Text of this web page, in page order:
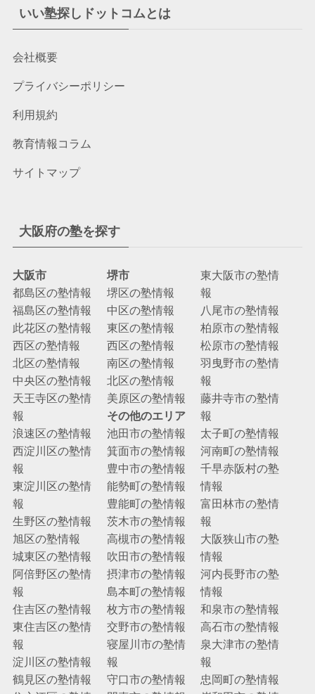
いい塾探しドットコムとは
会社概要
プライバシーポリシー
利用規約
教育情報コラム
サイトマップ
大阪府の塾を探す
大阪市
都島区の塾情報
福島区の塾情報
此花区の塾情報
西区の塾情報
北区の塾情報
中央区の塾情報
天王寺区の塾情
報
浪速区の塾情報
西淀川区の塾情
報
東淀川区の塾情
報
生野区の塾情報
旭区の塾情報
城東区の塾情報
阿倍野区の塾情
報
住吉区の塾情報
東住吉区の塾情
報
淀川区の塾情報
鶴見区の塾情報
堺市
堺区の塾情報
中区の塾情報
東区の塾情報
西区の塾情報
南区の塾情報
北区の塾情報
美原区の塾情報
その他のエリア
池田市の塾情報
箕面市の塾情報
豊中市の塾情報
能勢町の塾情報
豊能町の塾情報
茨木市の塾情報
高槻市の塾情報
吹田市の塾情報
摂津市の塾情報
島本町の塾情報
枚方市の塾情報
交野市の塾情報
寝屋川市の塾情
報
守口市の塾情報
東大阪市の塾情
報
八尾市の塾情報
柏原市の塾情報
松原市の塾情報
羽曳野市の塾情
報
藤井寺市の塾情
報
太子町の塾情報
河南町の塾情報
千早赤阪村の塾
情報
富田林市の塾情
報
大阪狭山市の塾
情報
河内長野市の塾
情報
和泉市の塾情報
高石市の塾情報
泉大津市の塾情
報
忠岡町の塾情報